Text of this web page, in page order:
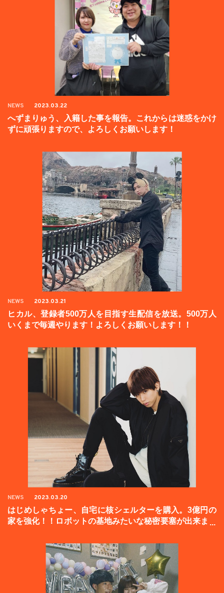
NEWS 2023.03.22
へずまりゅう、入籍した事を報告。これからは迷惑をかけ
ずに頑張りますので、よろしくお願いします！
NEWS 2023.03.21
ヒカル、登録者500万人を目指す生配信を放送。500万人
いくまで毎週やります！よろしくお願いします！！
NEWS 2023.03.20
はじめしゃちょー、自宅に核シェルターを購入。3億円の
家を強化！！ロボットの基地みたいな秘密要塞が出来まし